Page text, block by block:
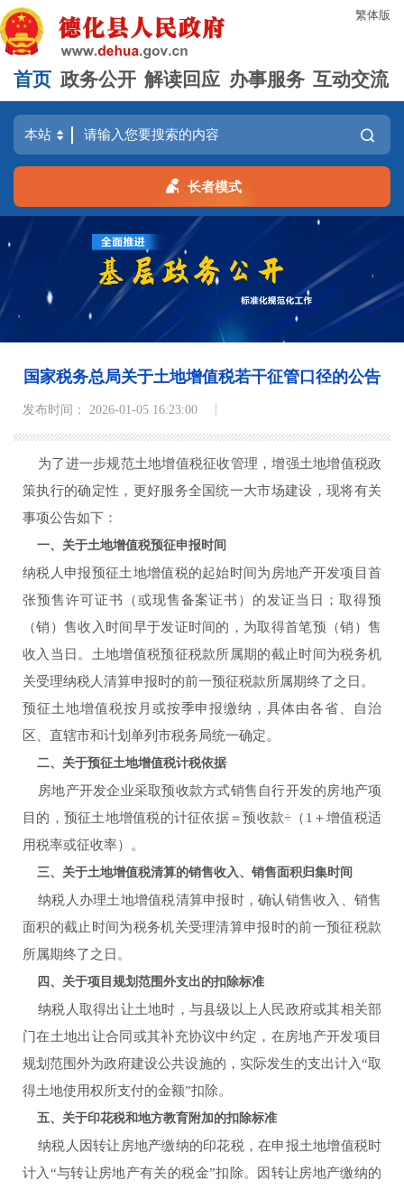
繁体版
首页 政务公开 解读回应 办事服务 互动交流
长者模式
国家税务总局关于土地增值税若干征管口径的公告
发布时间： 2026-01-05 16:23:00
为了进一步规范土地增值税征收管理，增强土地增值税政
策执行的确定性，更好服务全国统一大市场建设，现将有关
事项公告如下：
一、关于土地增值税预征申报时间
纳税人申报预征土地增值税的起始时间为房地产开发项目首
张预售许可证书（或现售备案证书）的发证当日；取得预
（销）售收入时间早于发证时间的，为取得首笔预（销）售
收入当日。土地增值税预征税款所属期的截止时间为税务机
关受理纳税人清算申报时的前一预征税款所属期终了之日。
预征土地增值税按月或按季申报缴纳，具体由各省、自治
区、直辖市和计划单列市税务局统一确定。
二、关于预征土地增值税计税依据
房地产开发企业采取预收款方式销售自行开发的房地产项
目的，预征土地增值税的计征依据＝预收款÷（1＋增值税适
用税率或征收率）。
三、关于土地增值税清算的销售收入、销售面积归集时间
纳税人办理土地增值税清算申报时，确认销售收入、销售
面积的截止时间为税务机关受理清算申报时的前一预征税款
所属期终了之日。
四、关于项目规划范围外支出的扣除标准
纳税人取得出让土地时，与县级以上人民政府或其相关部
门在土地出让合同或其补充协议中约定，在房地产开发项目
规划范围外为政府建设公共设施的，实际发生的支出计入“取
得土地使用权所支付的金额”扣除。
五、关于印花税和地方教育附加的扣除标准
纳税人因转让房地产缴纳的印花税，在申报土地增值税时
计入“与转让房地产有关的税金”扣除。因转让房地产缴纳的